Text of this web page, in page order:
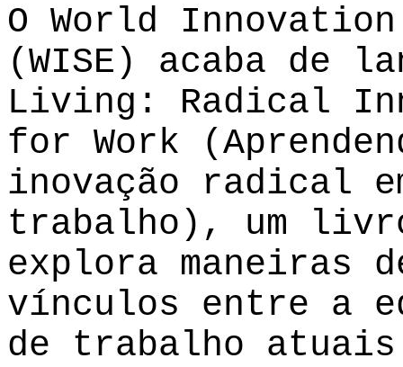
O World
(WISE) acaba de
Living: Radical
for Work
inovação radical
trabalho), um
explora maneiras
vínculos entre a
de trabalho atuais